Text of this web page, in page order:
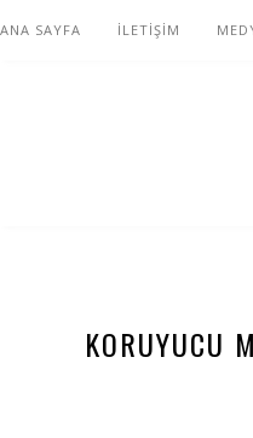
ANA SAYFA İLETİŞİM
KORUYUCU